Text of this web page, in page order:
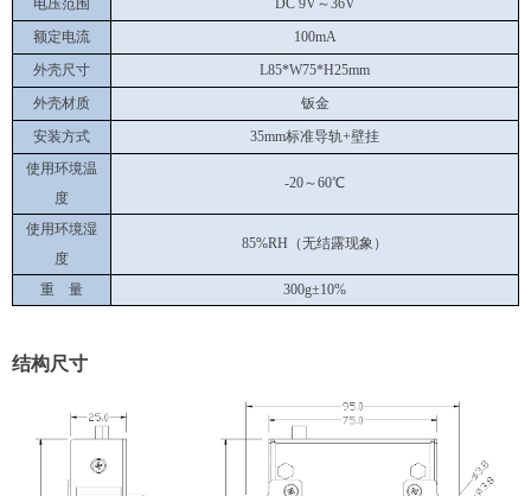
电压范围
DC 9V～36V
额定电流
100mA
外壳尺寸
L85*W75*H25mm
外壳材质
钣金
安装方式
35mm标准导轨+壁挂
使用环境温
度
-20～60℃
使用环境湿
度
85%RH（无结露现象）
重 量 300g±10%
结构尺寸